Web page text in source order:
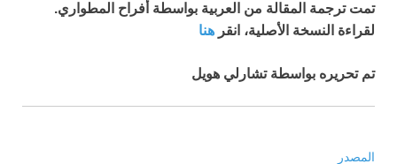
تمت ترجمة المقالة من العربية بواسطة أفراح المطواري.
لقراءة النسخة الأصلية، انقر هنا
تم تحريره بواسطة تشارلي هويل
المصدر